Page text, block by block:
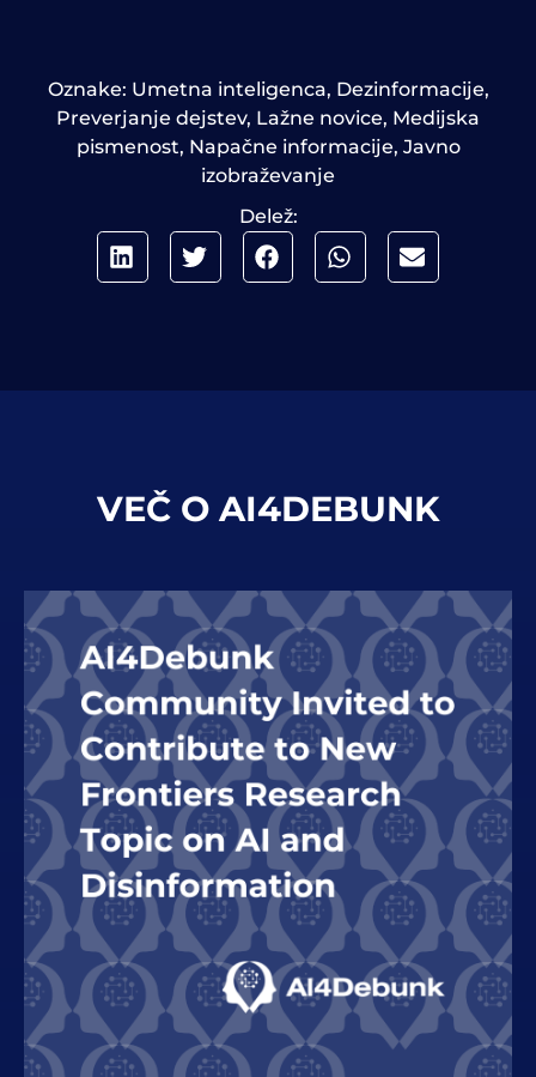
Oznake: Umetna inteligenca, Dezinformacije,
Preverjanje dejstev, Lažne novice, Medijska
pismenost, Napačne informacije, Javno
izobraževanje
Delež:
VEČ O AI4DEBUNK